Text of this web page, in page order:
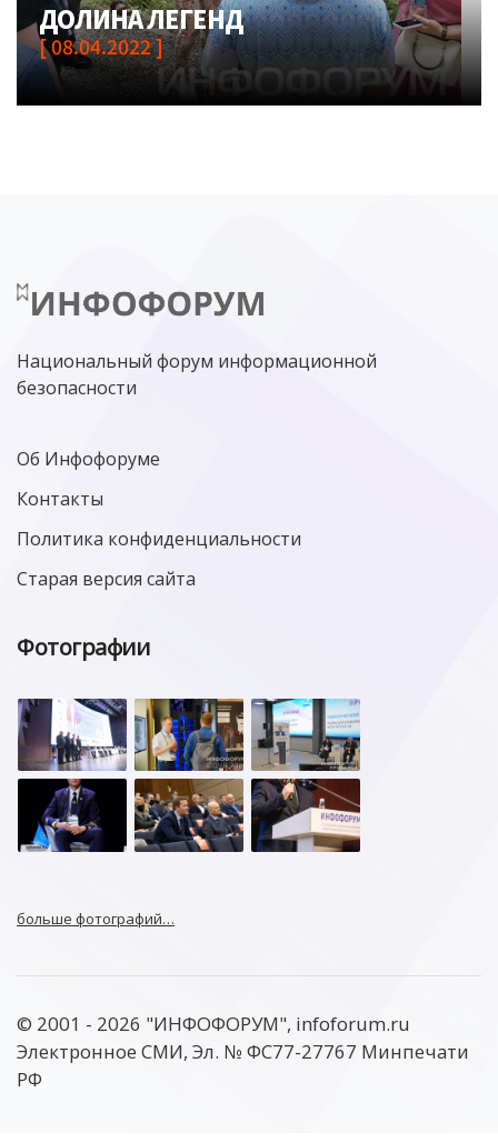
ДОЛИНА ЛЕГЕНД
[ 08.04.2022 ]
Национальный форум информационной
безопасности
Об Инфофоруме
Контакты
Политика конфиденциальности
Старая версия сайта
Фотографии
больше фотографий…
© 2001 - 2026 "ИНФОФОРУМ", infoforum.ru
Электронное СМИ, Эл. № ФС77-27767 Минпечати
РФ